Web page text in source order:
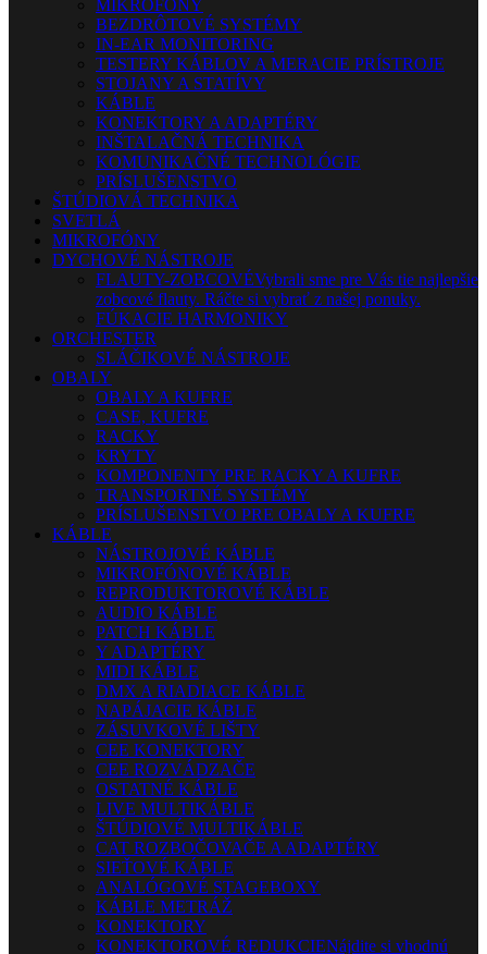
MIKROFÓNY
BEZDRÔTOVÉ SYSTÉMY
IN-EAR MONITORING
TESTERY KÁBLOV A MERACIE PRÍSTROJE
STOJANY A STATÍVY
KÁBLE
KONEKTORY A ADAPTÉRY
INŠTALAČNÁ TECHNIKA
KOMUNIKAČNÉ TECHNOLÓGIE
PRÍSLUŠENSTVO
ŠTÚDIOVÁ TECHNIKA
SVETLÁ
MIKROFÓNY
DYCHOVÉ NÁSTROJE
FLAUTY-ZOBCOVÉVybrali sme pre Vás tie najlepšie
zobcové flauty. Ráčte si vybrať z našej ponuky.
FÚKACIE HARMONIKY
ORCHESTER
SLÁČIKOVÉ NÁSTROJE
OBALY
OBALY A KUFRE
CASE, KUFRE
RACKY
KRYTY
KOMPONENTY PRE RACKY A KUFRE
TRANSPORTNÉ SYSTÉMY
PRÍSLUŠENSTVO PRE OBALY A KUFRE
KÁBLE
NÁSTROJOVÉ KÁBLE
MIKROFÓNOVÉ KÁBLE
REPRODUKTOROVÉ KÁBLE
AUDIO KÁBLE
PATCH KÁBLE
Y ADAPTÉRY
MIDI KÁBLE
DMX A RIADIACE KÁBLE
NAPÁJACIE KÁBLE
ZÁSUVKOVÉ LIŠTY
CEE KONEKTORY
CEE ROZVÁDZAČE
OSTATNÉ KÁBLE
LIVE MULTIKÁBLE
ŠTÚDIOVÉ MULTIKÁBLE
CAT ROZBOČOVAČE A ADAPTÉRY
SIEŤOVÉ KÁBLE
ANALÓGOVÉ STAGEBOXY
KÁBLE METRÁŽ
KONEKTORY
KONEKTOROVÉ REDUKCIENájdite si vhodnú